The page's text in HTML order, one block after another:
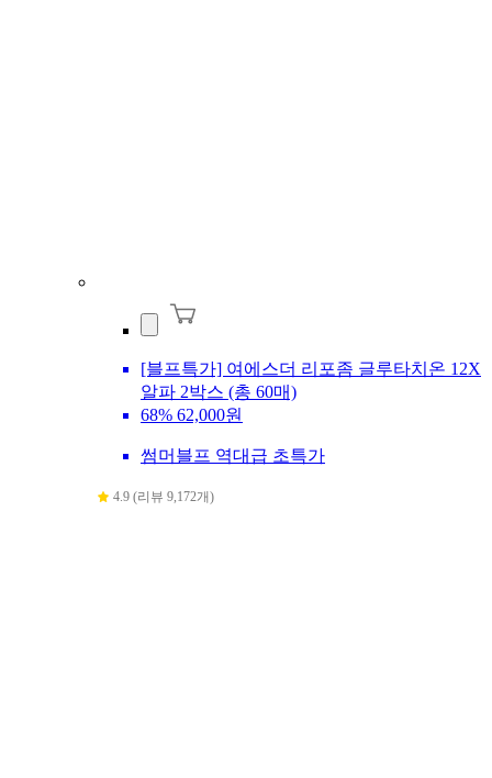
[블프특가] 여에스더 리포좀 글루타치온 12X
알파 2박스 (총 60매)
68% 62,000원
썸머블프 역대급 초특가
4.9 (리뷰 9,172개)